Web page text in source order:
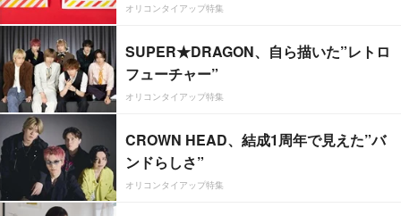
オリコンタイアップ特集
SUPER★DRAGON、自ら描いた”レトロ
フューチャー”
オリコンタイアップ特集
CROWN HEAD、結成1周年で見えた”バ
ンドらしさ”
オリコンタイアップ特集